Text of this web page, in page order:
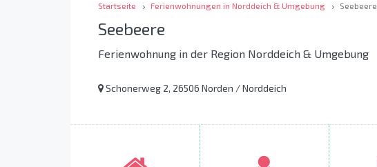
Startseite Ferienwohnungen in Norddeich & Umgebung Seebeere
Seebeere
Ferienwohnung in der Region Norddeich & Umgebung
Schonerweg 2, 26506 Norden / Norddeich